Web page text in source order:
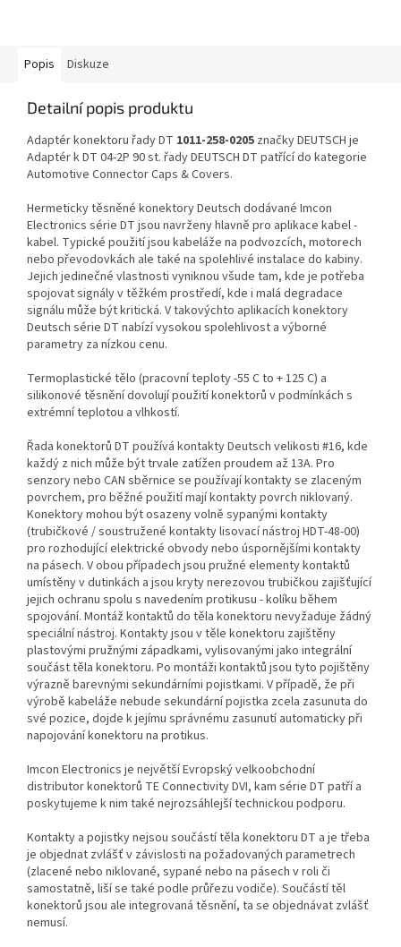
Popis Diskuze
Detailní popis produktu
Adaptér konektoru řady DT 1011-258-0205 značky DEUTSCH je
Adaptér k DT 04-2P 90 st. řady DEUTSCH DT patřící do kategorie
Automotive Connector Caps & Covers.
Hermeticky těsněné konektory Deutsch dodávané Imcon
Electronics série DT jsou navrženy hlavně pro aplikace kabel -
kabel. Typické použití jsou kabeláže na podvozcích, motorech
nebo převodovkách ale také na spolehlivé instalace do kabiny.
Jejich jedinečné vlastnosti vyniknou všude tam, kde je potřeba
spojovat signály v těžkém prostředí, kde i malá degradace
signálu může být kritická. V takovýchto aplikacích konektory
Deutsch série DT nabízí vysokou spolehlivost a výborné
parametry za nízkou cenu.
Termoplastické tělo (pracovní teploty -55 C to + 125 C) a
silikonové těsnění dovolují použití konektorů v podmínkách s
extrémní teplotou a vlhkostí.
Řada konektorů DT používá kontakty Deutsch velikosti #16, kde
každý z nich může být trvale zatížen proudem až 13A. Pro
senzory nebo CAN sběrnice se používají kontakty se zlaceným
povrchem, pro běžné použití mají kontakty povrch niklovaný.
Konektory mohou být osazeny volně sypanými kontakty
(trubičkové / soustružené kontakty lisovací nástroj HDT-48-00)
pro rozhodující elektrické obvody nebo úspornějšími kontakty
na pásech. V obou případech jsou pružné elementy kontaktů
umístěny v dutinkách a jsou kryty nerezovou trubičkou zajišťující
jejich ochranu spolu s navedením protikusu - kolíku během
spojování. Montáž kontaktů do těla konektoru nevyžaduje žádný
speciální nástroj. Kontakty jsou v těle konektoru zajištěny
plastovými pružnými západkami, vylisovanými jako integrální
součást těla konektoru. Po montáži kontaktů jsou tyto pojištěny
výrazně barevnými sekundárními pojistkami. V případě, že při
výrobě kabeláže nebude sekundární pojistka zcela zasunuta do
své pozice, dojde k jejímu správnému zasunutí automaticky při
napojování konektoru na protikus.
Imcon Electronics je největší Evropský velkoobchodní
distributor konektorů TE Connectivity DVI, kam série DT patří a
poskytujeme k nim také nejrozsáhlejší technickou podporu.
Kontakty a pojistky nejsou součástí těla konektoru DT a je třeba
je objednat zvlášť v závislosti na požadovaných parametrech
(zlacené nebo niklované, sypané nebo na pásech v roli či
samostatně, liší se také podle průřezu vodiče). Součástí těl
konektorů jsou ale integrovaná těsnění, ta se objednávat zvlášť
nemusí.